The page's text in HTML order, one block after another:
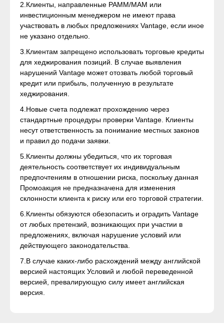
2.Клиенты, направленные PAMM/MAM или
инвестиционным менеджером не имеют права
участвовать в любых предложениях Vantage, если иное
не указано отдельно.
3.Клиентам запрещено использовать торговые кредиты
для хеджирования позиций. В случае выявления
нарушений Vantage может отозвать любой торговый
кредит или прибыль, полученную в результате
хеджирования.
4.Новые счета подлежат прохождению через
стандартные процедуры проверки Vantage. Клиенты
несут ответственность за понимание местных законов
и правил до подачи заявки.
5.Клиенты должны убедиться, что их торговая
деятельность соответствует их индивидуальным
предпочтениям в отношении риска, поскольку данная
Промоакция не предназначена для изменения
склонности клиента к риску или его торговой стратегии.
6.Клиенты обязуются обезопасить и оградить Vantage
от любых претензий, возникающих при участии в
предложениях, включая нарушение условий или
действующего законодательства.
7.В случае каких-либо расхождений между английской
версией настоящих Условий и любой переведенной
версией, превалирующую силу имеет английская
версия.